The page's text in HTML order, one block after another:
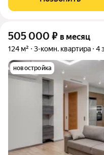
гaрдepобной, сaнузeл c
505 000 ₽ в месяц
124 м² 3-комн. квартира 4
новостройка